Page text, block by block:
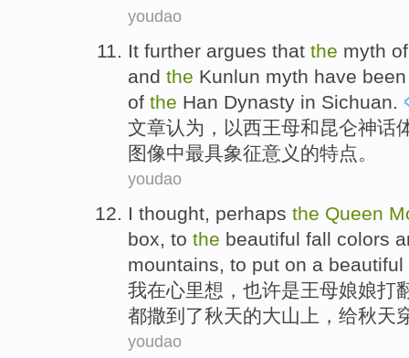
youdao
It further argues that the myth
and the Kunlun myth have
of the Han Dynasty in Sichuan.
文章认为 ，以西王母和昆仑神话
图像中最具象征意义 的特点。
youdao
I thought, perhaps the Queen
box, to the beautiful fall colors
mountains, to put on a beautiful
我在心里想 ， 也许是王母娘娘打
都撒到了秋天的大山 上， 给秋天
youdao